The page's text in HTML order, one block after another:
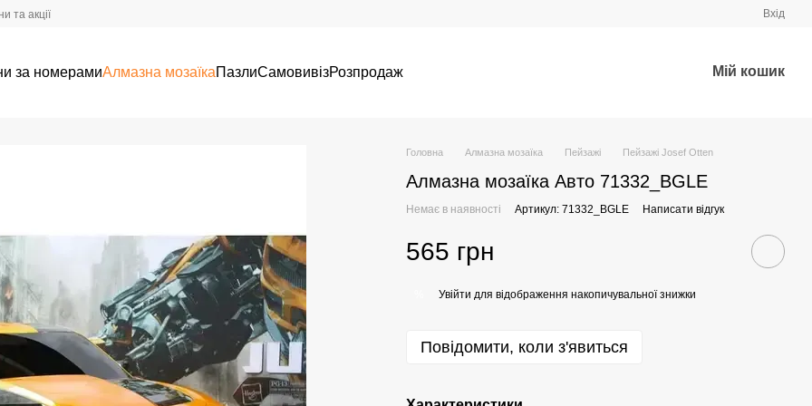
та акції Вхід
за номерамиАлмазна мозаїкаПазлиСамовивізРозпродаж Мій кошик
Головна Алмазна мозаїка Пейзажі Пейзажі Josef Otten
Алмазна мозаїка Авто 71332_BGLE
Немає в наявності Артикул: 71332_BGLE Написати відгук
565 грн
Увійти для відображення накопичувальної знижки
Повідомити, коли з'явиться